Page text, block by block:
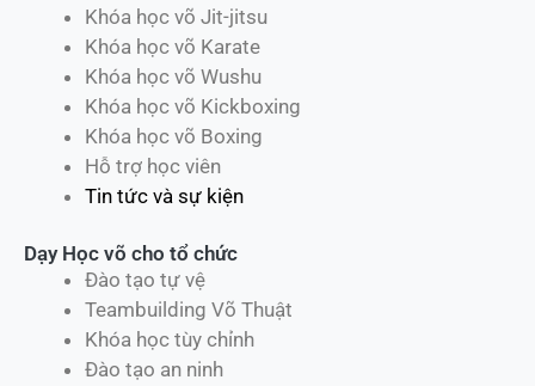
Khóa học võ Jit-jitsu
Khóa học võ Karate
Khóa học võ Wushu
Khóa học võ Kickboxing
Khóa học võ Boxing
Hỗ trợ học viên
Tin tức và sự kiện
Dạy Học võ cho tổ chức
Đào tạo tự vệ
Teambuilding Võ Thuật
Khóa học tùy chỉnh
Đào tạo an ninh